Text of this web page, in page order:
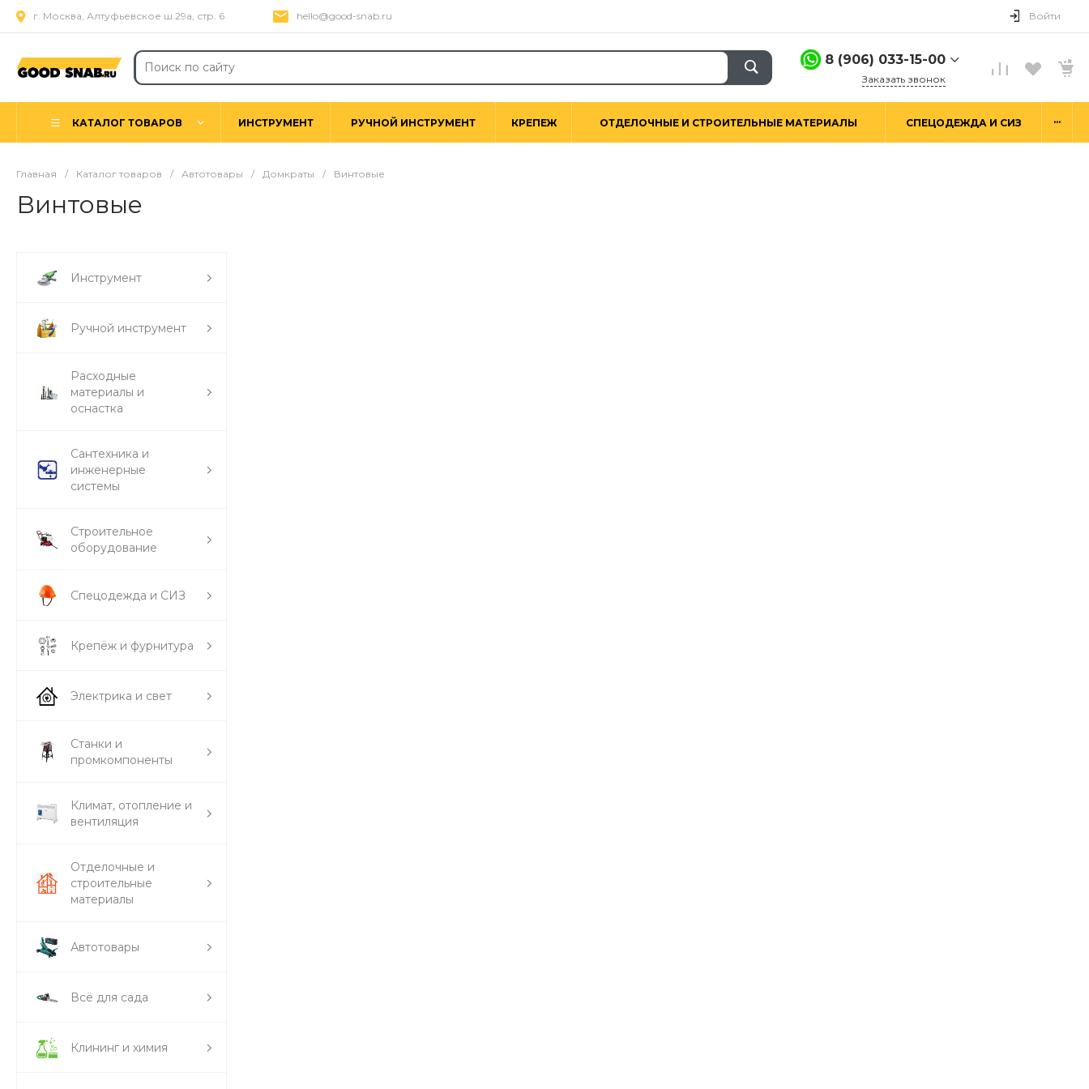
г. Москва, Алтуфьевское ш.29а, стр. 6 hello@good-snab.ru Войти
8 (906) 033-15-00
г. Москва,
Заказать звонок
КАТАЛОГ ТОВАРОВ ИНСТРУМЕНТ РУЧНОЙ ИНСТРУМЕНТ КРЕПЕЖ ОТДЕЛОЧНЫЕ И СТРОИТЕЛЬНЫЕ МАТЕРИАЛЫ СПЕЦОДЕЖДА И СИЗ ...
Главная / Каталог товаров / Автотовары / Домкраты / Винтовые
Винтовые
Инструмент
Ручной инструмент
Расходные
материалы и
оснастка
Сантехника и
инженерные
системы
Строительное
оборудование
Спецодежда и СИЗ
Крепёж и фурнитура
Электрика и свет
Станки и
промкомпоненты
Климат, отопление и
вентиляция
Отделочные и
строительные
материалы
Автотовары
Всё для сада
Клининг и химия